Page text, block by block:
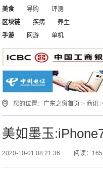
美食
导购 评测
区块链
疾病
养生
手游
网游 单机
您的位置： 广东之窗首页 > 商讯
美如墨玉
2020-10-01 08:21:36 阅读：